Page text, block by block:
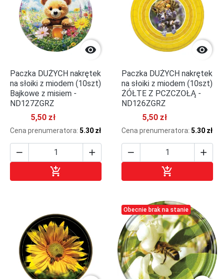

Paczka DUŻYCH nakrętek
na słoiki z miodem (10szt)
Bajkowe z misiem -
ND127ZGRZ
5,50 zł
Cena prenumeratora: 5.30 zł
 


Paczka DUŻYCH nakrętek
na słoiki z miodem (10szt)
ŻÓŁTE Z PCZCZOŁĄ -
ND126ZGRZ
5,50 zł
Cena prenumeratora: 5.30 zł
 

Obecnie brak na stanie